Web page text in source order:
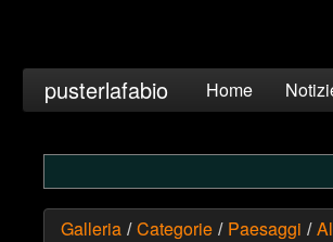
pusterlafabio Home
Galleria / Categorie / Paesaggi /